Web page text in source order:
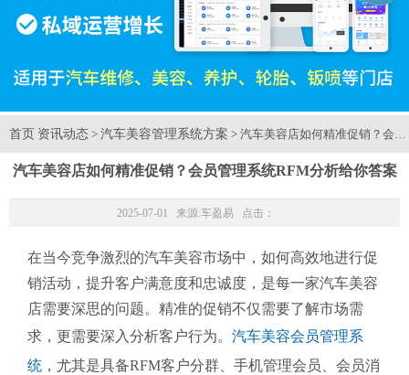
首页 资讯动态 > 汽车美容管理系统方案 > 汽车美容店如何精准促销？会
汽车美容店如何精准促销？会员管理系统RFM分析给你答案
2025-07-01 来源:车盈易 点击：
在当今竞争激烈的汽车美容市场中，如何高效地进行促
销活动，提升客户满意度和忠诚度，是每一家汽车美容
店需要深思的问题。精准的促销不仅需要了解市场需
求，更需要深入分析客户行为。 汽车美容会员管理系
统 ，尤其是具备RFM客户分群、手机管理会员、会员消